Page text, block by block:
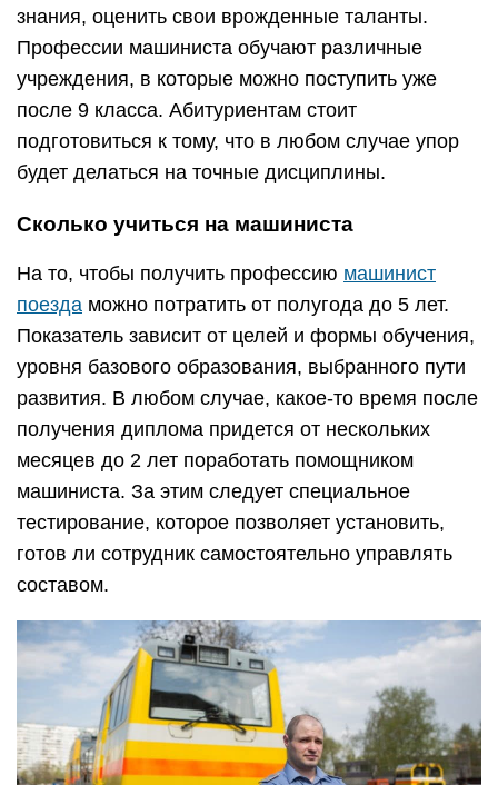
знания, оценить свои врожденные таланты.
Профессии машиниста обучают различные
учреждения, в которые можно поступить уже
после 9 класса. Абитуриентам стоит
подготовиться к тому, что в любом случае упор
будет делаться на точные дисциплины.
Сколько учиться на машиниста
На то, чтобы получить профессию машинист
поезда можно потратить от полугода до 5 лет.
Показатель зависит от целей и формы обучения,
уровня базового образования, выбранного пути
развития. В любом случае, какое-то время после
получения диплома придется от нескольких
месяцев до 2 лет поработать помощником
машиниста. За этим следует специальное
тестирование, которое позволяет установить,
готов ли сотрудник самостоятельно управлять
составом.